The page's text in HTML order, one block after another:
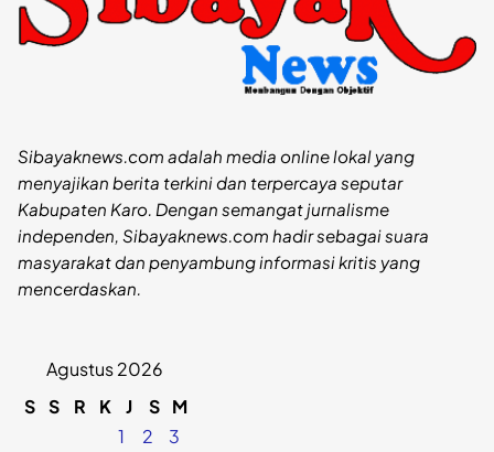
Sibayaknews.com adalah media online lokal yang
menyajikan berita terkini dan terpercaya seputar
Kabupaten Karo. Dengan semangat jurnalisme
independen, Sibayaknews.com hadir sebagai suara
masyarakat dan penyambung informasi kritis yang
mencerdaskan.
Agustus 2026
S S R K J S M
1
2
3